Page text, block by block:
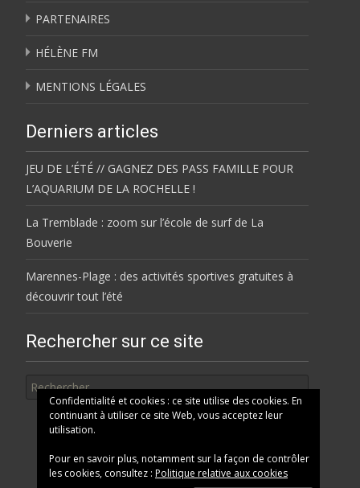
PARTENAIRES
HÉLÈNE FM
MENTIONS LÉGALES
Derniers articles
JEU DE L’ÉTÉ // GAGNEZ DES PASS FAMILLE POUR
L’AQUARIUM DE LA ROCHELLE !
La Tremblade : zoom sur l’école de surf de La
Bouverie
Marennes-Plage : des activités sportives gratuites à
découvrir tout l’été
Rechercher sur ce site
Confidentialité et cookies : ce site utilise des cookies. En
continuant à utiliser ce site Web, vous acceptez leur
utilisation.
Pour en savoir plus, notamment sur la façon de contrôler
les cookies, consultez : Politique relative aux cookies